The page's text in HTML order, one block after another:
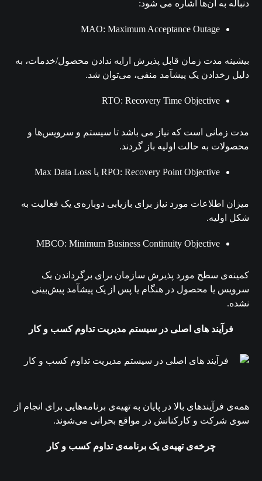
دنباله به آن‌ها اشاره می شود:
MAO: Maximum Acceptance Outage
بیشینه مدت زمان قابل پذیرش ارایه ندادن محصول/خدمات، به
دلیل رخدادن یک پیشآمد منفی، می‌توان شد.
RTO: Recovery Time Objective
مدت زمانی است که نیاز می باشد تا سیستم و سرویس‌ها و
محصولات به حالت اولیه باز گردند.
RPO: Recovery Point Objective یا Max Data Loss
میزان اطلاعات مورد نیاز برای بازیابی دوباره‌ی یک فعالیت به
شکل اولیه.
MBCO: Minimum Business Continuity Objective
کمینه‌ی سطح مورد پذیرش سازمان برای برگرداندن یک
سرویس یا محصول در هنگام یا پس از یک پیشآمد پیش‌بینی
نشده.
فرآیند های اصلی در سیستم مدیریت تداوم کسب و کار
همه‌ی فرآیندهای بالا در پایان به تهیه‌ی برنامه‌هایی برای انجام از
سوی شرکت و کارکنانش در مواقع بحرانی می‌شوند.
چرخه‌ی تهیه‌‌ی یک برنامه‌ی تداوم کسب و کار